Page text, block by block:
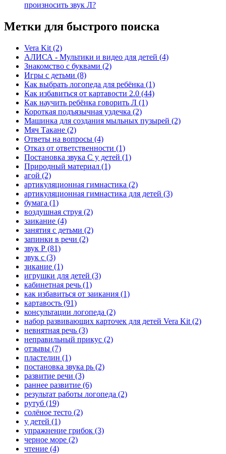
произносить звук Л?
Метки для быстрого поиска
Vera Kit (2)
АЛИСА - Мультики и видео для детей (4)
Знакомство с буквами (2)
Игры с детьми (8)
Как выбрать логопеда для ребёнка (1)
Как избавиться от картавости 2.0 (44)
Как научить ребёнка говорить Л (1)
Короткая подъязычная уздечка (2)
Машинка для создания мыльных пузырей (2)
Мяч Такане (2)
Ответы на вопросы (4)
Отказ от ответственности (1)
Постановка звука С у детей (1)
Природный материал (1)
агой (2)
артикуляционная гимнастика (2)
артикуляционная гимнастика для детей (3)
бумага (1)
воздушная струя (2)
заикание (4)
занятия с детьми (2)
запинки в речи (2)
звук Р (81)
звук с (3)
зикание (1)
игрушки для детей (3)
кабинетная речь (1)
как избавиться от заикания (1)
картавость (91)
консультации логопеда (2)
набор развивающих карточек для детей Vera Kit (2)
невнятная речь (3)
неправильный прикус (2)
отзывы (7)
пластелин (1)
постановка звука рь (2)
развитие речи (3)
раннее развитие (6)
результат работы логопеда (2)
рутуб (19)
солёное тесто (2)
у детей (1)
упражнение грибок (3)
черное море (2)
чтение (4)